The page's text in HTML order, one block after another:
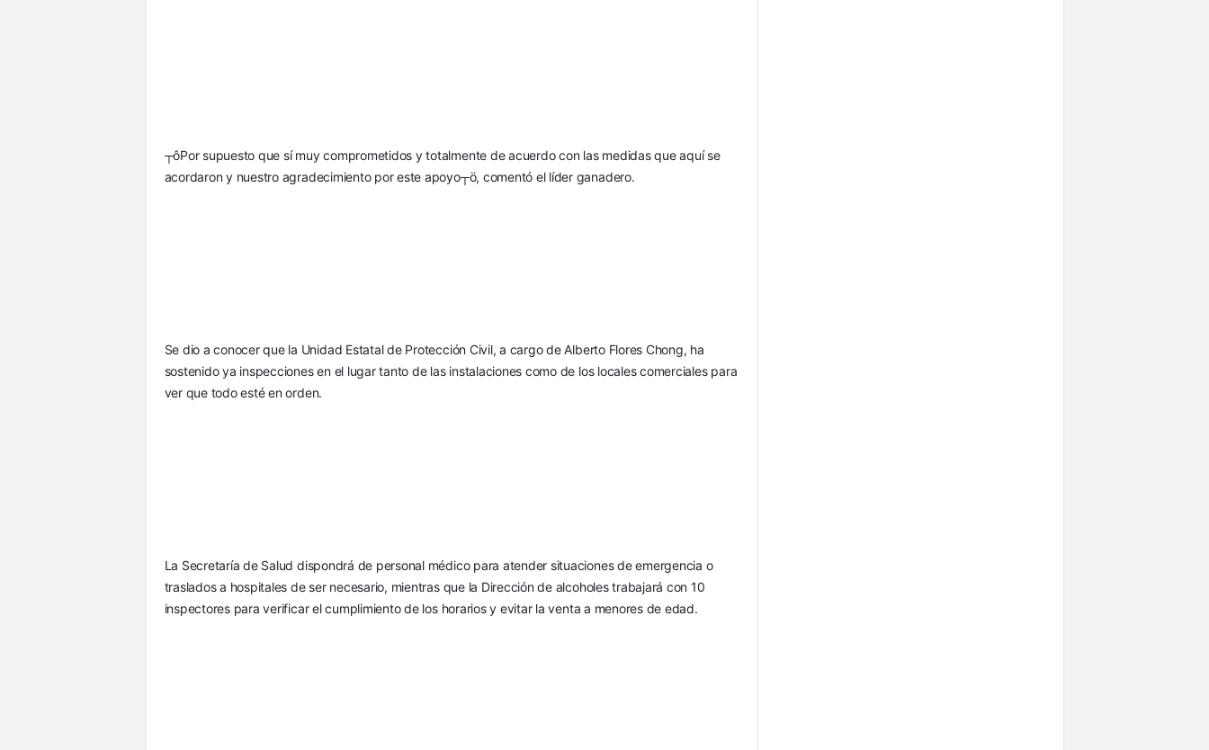
┬ôPor supuesto que sí muy comprometidos y totalmente de acuerdo con las medidas que aquí se
acordaron y nuestro agradecimiento por este apoyo┬ö, comentó el líder ganadero.
Se dio a conocer que la Unidad Estatal de Protección Civil, a cargo de Alberto Flores Chong, ha
sostenido ya inspecciones en el lugar tanto de las instalaciones como de los locales comerciales para
ver que todo esté en orden.
La Secretaría de Salud dispondrá de personal médico para atender situaciones de emergencia o
traslados a hospitales de ser necesario, mientras que la Dirección de alcoholes trabajará con 10
inspectores para verificar el cumplimiento de los horarios y evitar la venta a menores de edad.